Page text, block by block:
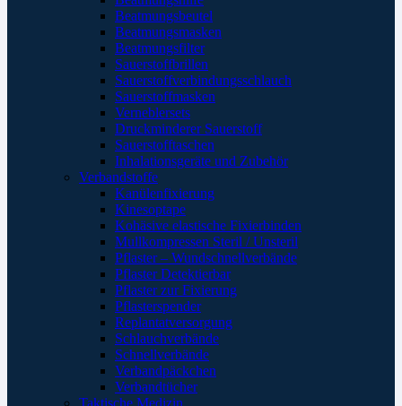
Beatmungsbeutel
Beatmungsmasken
Beatmungsfilter
Sauerstoffbrillen
Sauerstoffverbindungsschlauch
Sauerstoffmasken
Verneblersets
Druckminderer Sauerstoff
Sauerstofftaschen
Inhalationsgeräte und Zubehör
Verbandstoffe
Kanülenfixierung
Kinesoptape
Kohäsive elastische Fixierbinden
Mullkompressen Steril / Unsteril
Pflaster – Wundschnellverbände
Pflaster Detektierbar
Pflaster zur Fixierung
Pflasterspender
Replantatversorgung
Schlauchverbände
Schnellverbände
Verbandpäckchen
Verbandtücher
Taktische Medizin